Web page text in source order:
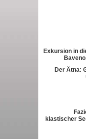
Exkursion in
Der Ätna:
klastischer